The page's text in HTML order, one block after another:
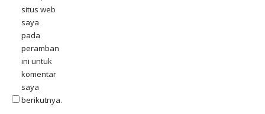
situs web
saya
pada
peramban
ini untuk
komentar
saya
berikutnya.